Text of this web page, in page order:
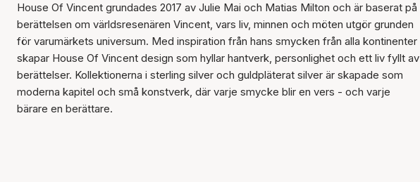
House Of Vincent grundades 2017 av Julie Mai och Matias Milton och är baserat på
berättelsen om världsresenären Vincent, vars liv, minnen och möten utgör grunden
för varumärkets universum. Med inspiration från hans smycken från alla kontinenter
skapar House Of Vincent design som hyllar hantverk, personlighet och ett liv fyllt av
berättelser. Kollektionerna i sterling silver och guldpläterat silver är skapade som
moderna kapitel och små konstverk, där varje smycke blir en vers - och varje
bärare en berättare.